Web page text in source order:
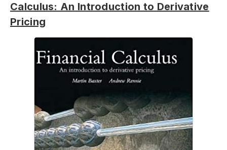
Calculus: An Introduction to Derivative
Pricing